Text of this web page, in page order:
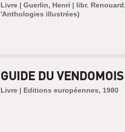
Livre | Guerlin, Henri | libr.
'Anthologies illustrées)
GUIDE DU VENDOMOIS
Livre | Editions européennes, 1980